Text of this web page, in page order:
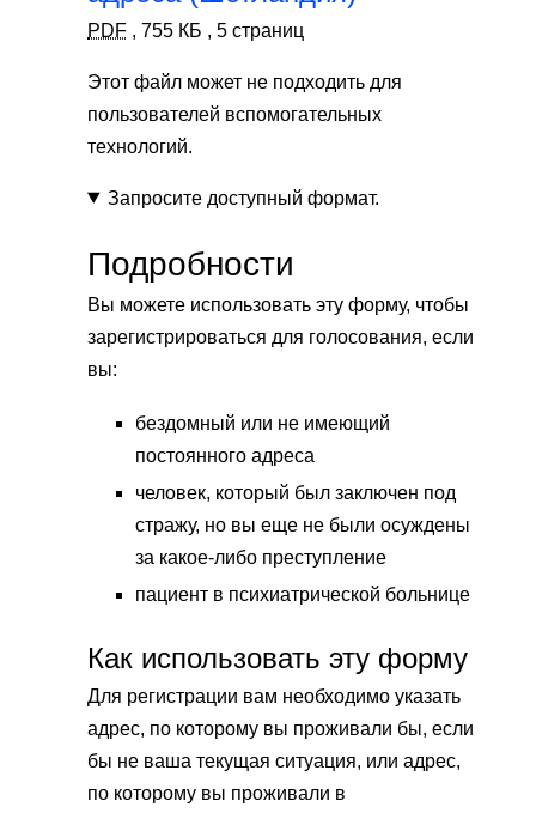
PDF , 755 КБ , 5 страниц
Этот файл может не подходить для
пользователей вспомогательных
технологий.
Запросите доступный формат.
Подробности
Вы можете использовать эту форму, чтобы
зарегистрироваться для голосования, если
вы:
бездомный или не имеющий
постоянного адреса
человек, который был заключен под
стражу, но вы еще не были осуждены
за какое-либо преступление
пациент в психиатрической больнице
Как использовать эту форму
Для регистрации вам необходимо указать
адрес, по которому вы проживали бы, если
бы не ваша текущая ситуация, или адрес,
по которому вы проживали в